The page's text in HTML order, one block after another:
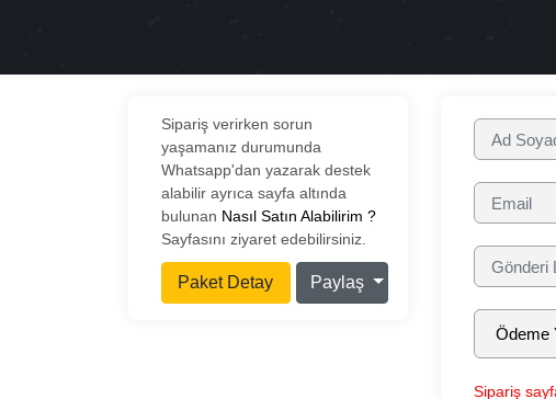
Sipariş verirken sorun
yaşamanız durumunda
Whatsapp'dan yazarak destek
alabilir ayrıca sayfa altında
bulunan Nasıl Satın Alabilirim ?
Sayfasını ziyaret edebilirsiniz.
Paket Detay Paylaş
Sipariş